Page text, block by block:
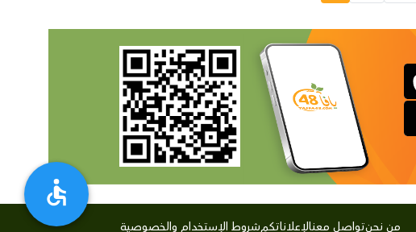
من نحنتواصل معنالإعلاناتكمشروط الإستخدام والخصوصية